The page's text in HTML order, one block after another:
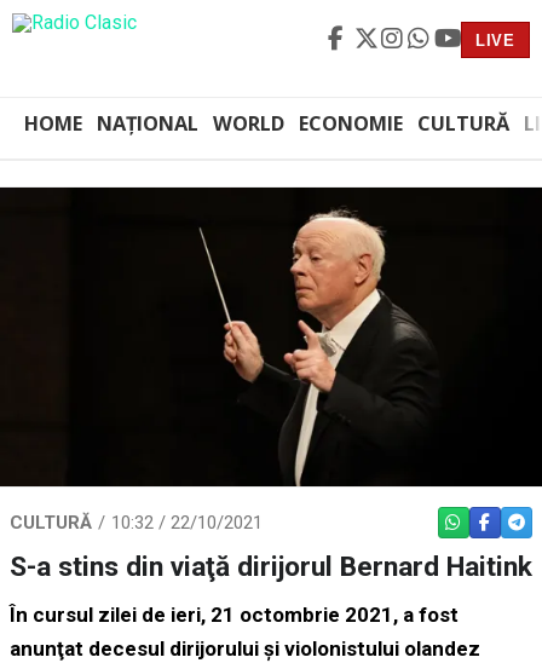
LIVE
HOME NAȚIONAL WORLD ECONOMIE CULTURĂ
CULTURĂ 10:32 / 22/10/2021 WHATSAPP
S-a stins din viaţă dirijorul Bernard Haitink
În cursul zilei de ieri, 21 octombrie 2021, a fost
anunţat decesul dirijorului şi violonistului olandez